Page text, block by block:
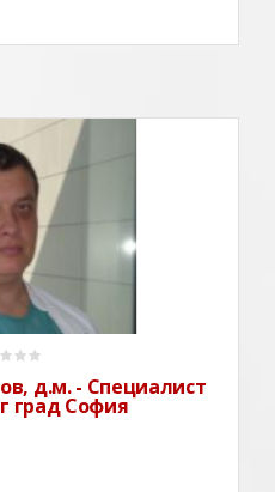
извършва прегледи по
и консултации в
кабинет №20,ет.1/.Д-р
практика в
невронавигация.
д.м. - Специалист
град София